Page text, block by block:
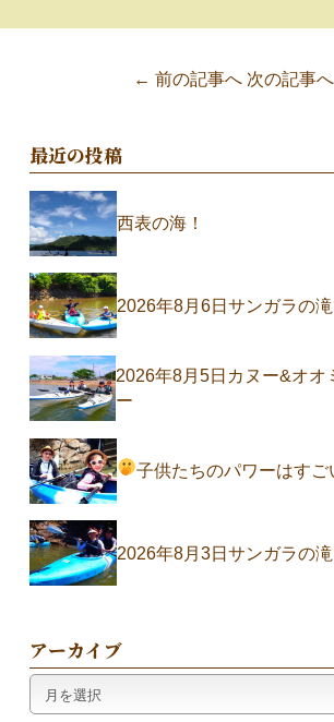
最近の投稿
西表の海！
2026年8月6日サンガラの
2026年8月5日カヌー&オオ
ー
子供たちのパワーはすご
2026年8月3日サンガラの
アーカイブ
ー
← 前の記事へ 次の記事